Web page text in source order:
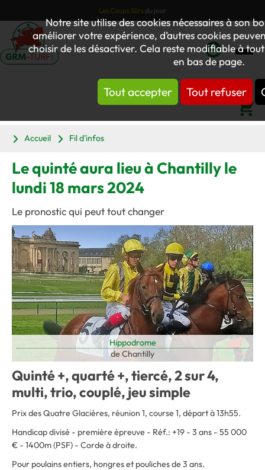
Notre site utilise des cookies nécessaires à son
améliorer votre expérience, d’autres cookies
choisir de les désactiver. Cela reste modifiable à
en bas de page.
Tout accepter Tout refuser
Les Coups Sûrs du jour
Mon
Panier
Accueil
Fil d'infos
Le quinté aura lieu à Chantilly le
lundi 18 mars 2024
Le pronostic qui peut tout changer
Hippodrome
de Chantilly
Quinté +, quarté +, tiercé, 2 sur 4,
multi, trio, couplé, jeu simple
Prix des Quatre Glacières, réunion 1, course 1, départ à 13h55.
Handicap divisé - première épreuve - Réf.: +19 - 3 ans - 55 000
€ - 1400m (PSF) - Corde à droite.
Pour poulains entiers, hongres et pouliches de 3 ans.